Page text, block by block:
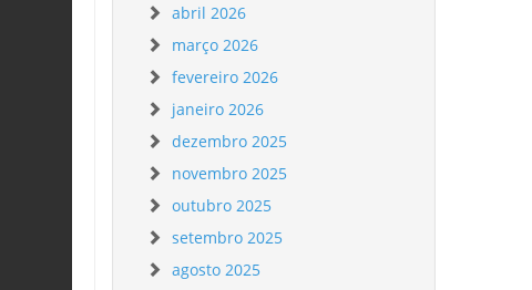
abril 2026
março 2026
fevereiro 2026
janeiro 2026
dezembro 2025
novembro 2025
outubro 2025
setembro 2025
agosto 2025